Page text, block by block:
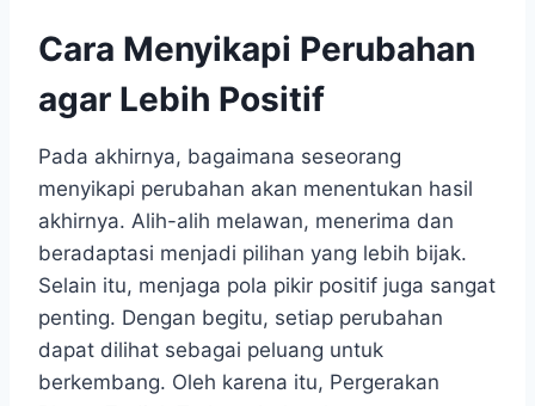
Cara Menyikapi Perubahan
agar Lebih Positif
Pada akhirnya, bagaimana seseorang
menyikapi perubahan akan menentukan hasil
akhirnya. Alih-alih melawan, menerima dan
beradaptasi menjadi pilihan yang lebih bijak.
Selain itu, menjaga pola pikir positif juga sangat
penting. Dengan begitu, setiap perubahan
dapat dilihat sebagai peluang untuk
berkembang. Oleh karena itu, Pergerakan